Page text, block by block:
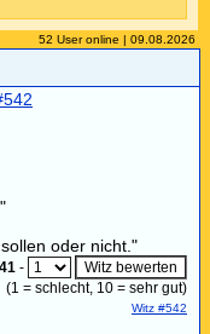
52 User online | 09.08.2026
oder nicht."
41 -
(1 = schlecht, 10 = sehr gut)
Witz #542